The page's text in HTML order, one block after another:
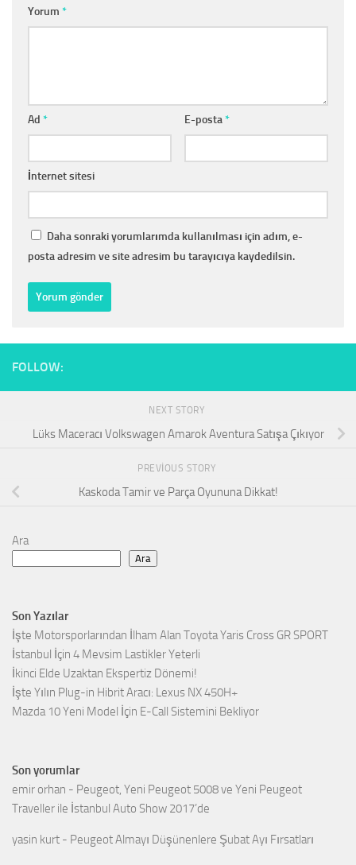
Yorum *
Ad * E-posta*
İnternet sitesi
Daha sonraki yorumlarımda kullanılması için adım, e-
posta adresim ve site adresim bu tarayıcıya kaydedilsin.
FOLLOW:
NEXT STORY
Lüks Maceracı Volkswagen Amarok Aventura Satışa Çıkıyor
PREVIOUS STORY
Kaskoda Tamir ve Parça Oyununa Dikkat!
Ara
Ara
Son Yazılar
İşte Motorsporlarından İlham Alan Toyota Yaris Cross GR SPORT
İstanbul İçin 4 Mevsim Lastikler Yeterli
İkinci Elde Uzaktan Ekspertiz Dönemi!
İşte Yılın Plug-in Hibrit Aracı: Lexus NX 450H+
Mazda 10 Yeni Model İçin E-Call Sistemini Bekliyor
Son yorumlar
emir orhan - Peugeot, Yeni Peugeot 5008 ve Yeni Peugeot
Traveller ile İstanbul Auto Show 2017’de
yasin kurt - Peugeot Almayı Düşünenlere Şubat Ayı Fırsatları